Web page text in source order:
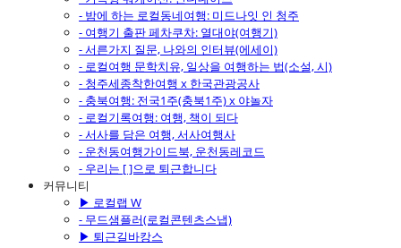
- 밤에 하는 로컬동네여행: 미드나잇 인 청주
- 여행기 출판 페차쿠차: 열대야(여행기)
- 서른가지 질문, 나와의 인터뷰(에세이)
- 로컬여행 문학치유, 일상을 여행하는 법(소설, 시)
- 청주세종착한여행 x 한국관광공사
- 충북여행: 전국1주(충북1주) x 야놀자
- 로컬기록여행: 여행, 책이 되다
- 서사를 담은 여행, 서사여행사
- 운천동여행가이드북, 운천동레코드
- 우리는 [ ]으로 퇴근합니다
커뮤니티
▶ 로컬랩 W
- 무드샘플러(로컬콘텐츠스냅)
▶ 퇴근길바캉스